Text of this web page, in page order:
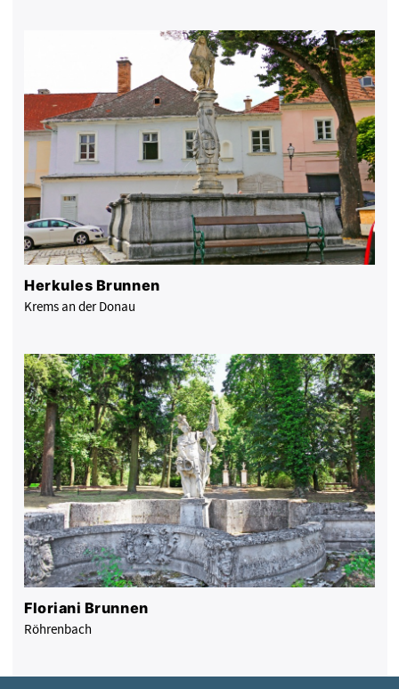
Herkules Brunnen
Krems an der Donau
Floriani Brunnen
Röhrenbach